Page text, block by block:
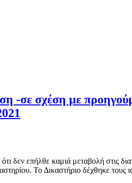
-σε σχέση με
δεν επήλθε καμιά μεταβολή στις
Το Δικαστήριο δέχθηκε